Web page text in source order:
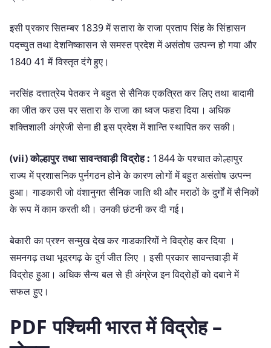
इसी प्रकार सितम्बर 1839 में सतारा के राजा प्रताप सिंह के सिंहासन
पदच्युत तथा देशनिष्कासन से समस्त प्रदेश में असंतोष उत्पन्न हो गया और
1840 41 में विस्तृत दंगे हुए।
नरसिंह दत्तात्रेय पेतकर ने बहुत से सैनिक एकत्रित कर लिए तथा बादामी
का जीत कर उस पर सतारा के राजा का ध्वज फहरा दिया। अधिक
शक्तिशाली अंग्रेजी सेना ही इस प्रदेश में शान्ति स्थापित कर सकी।
(vii) कोल्हापुर तथा सावन्तवाड़ी विद्रोह : 1844 के पश्चात कोल्हापुर
राज्य में प्रशासनिक पुर्नगठन होने के कारण लोगों में बहुत असंतोष उत्पन्न
हुआ। गाडकारी जो वंशानुगत सैनिक जाति थी और मराठों के दुर्गों में सैनिकों
के रूप में काम करती थी। उनकी छंटनी कर दी गई।
बेकारी का प्रश्न सन्मुख देख कर गाडकारियों ने विद्रोह कर दिया ।
समनगढ़ तथा भूदरगढ़ के दुर्ग जीत लिए । इसी प्रकार सावन्तवाड़ी में
विद्रोह हुआ। अधिक सैन्य बल से ही अंग्रेज इन विद्रोहों को दबाने में
सफल हुए।
PDF पश्चिमी भारत में विद्रोह –